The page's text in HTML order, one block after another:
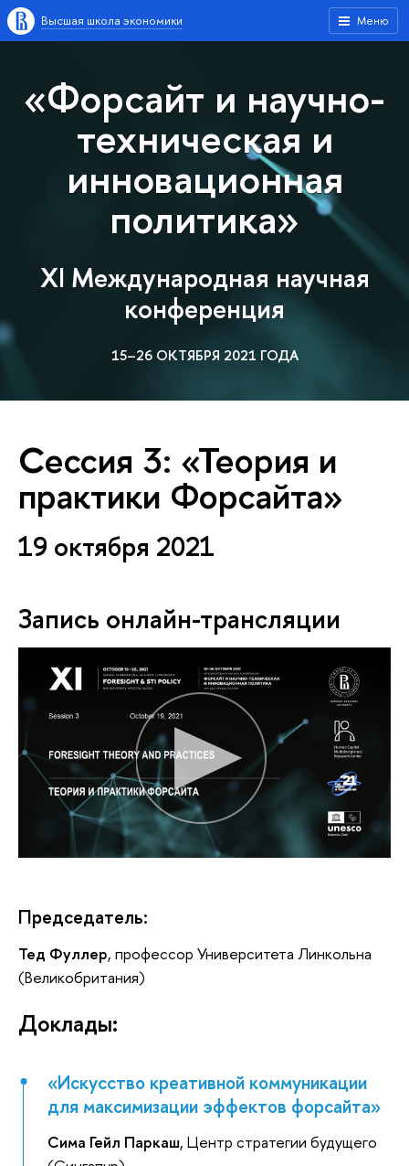
Меню
Высшая школа экономики
«Форсайт и научно-
техническая и
инновационная
политика»
XI Международная научная
конференция
15–26 ОКТЯБРЯ 2021 ГОДА
Сессия 3: «Теория и
практики Форсайта»
19 октября 2021
Запись онлайн-трансляции
Председатель:
Тед Фуллер, профессор Университета Линкольна
(Великобритания)
Доклады:
«Искусство креативной коммуникации
для максимизации эффектов форсайта»
Сима Гейл Паркаш, Центр стратегии будущего